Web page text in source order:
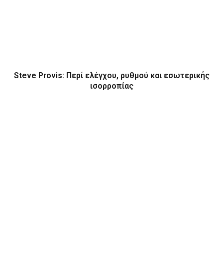
Steve Provis: Περί ελέγχου, ρυθμού και εσωτερικής
ισορροπίας